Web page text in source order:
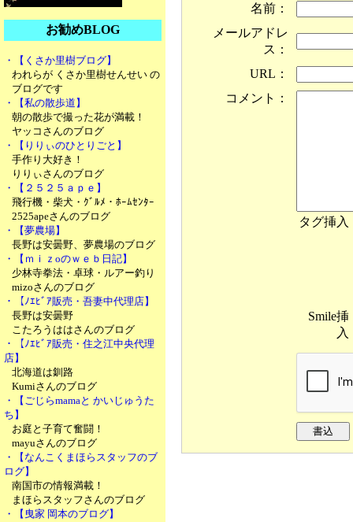
お勧めBLOG
・【くさか里樹ブログ】
われらが くさか里樹せんせい の
ブログです
・【私の散歩道】
朝の散歩で撮った花が満載！
ヤッコさんのブログ
・【りりぃのひとりごと】
手作り大好き！
りりぃさんのブログ
・【２５２５ａｐｅ】
飛行機・柴犬・ｸﾞﾙﾒ・ﾎｰﾑｾﾝﾀｰ
2525apeさんのブログ
・【夢農場】
長野は安曇野、夢農場のブログ
・【ｍｉｚoのｗｅｂ日記】
少林寺拳法・卓球・ルアー釣り
mizoさんのブログ
・【ﾉｴﾋﾞｱ販売・吾妻中代理店】
長野は安曇野
こたろうははさんのブログ
・【ﾉｴﾋﾞｱ販売・住之江中央代理
店】
北海道は釧路
Kumiさんのブログ
・【ごじらmamaと かいじゅうた
ち】
お庭と子育て奮闘！
mayuさんのブログ
・【なんこくまほらスタッフのブ
ログ】
南国市の情報満載！
まほらスタッフさんのブログ
・【曳家 岡本のブログ】
名前：
メールアドレ
ス：
URL：
コメント：
タグ挿入
Smile挿
入